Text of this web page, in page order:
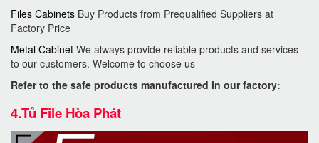
Files Cabinets Buy Products from Prequalified Suppliers at
Factory Price
Metal Cabinet We always provide reliable products and services
to our customers. Welcome to choose us
Refer to the safe products manufactured in our factory:
4.Tủ File Hòa Phát